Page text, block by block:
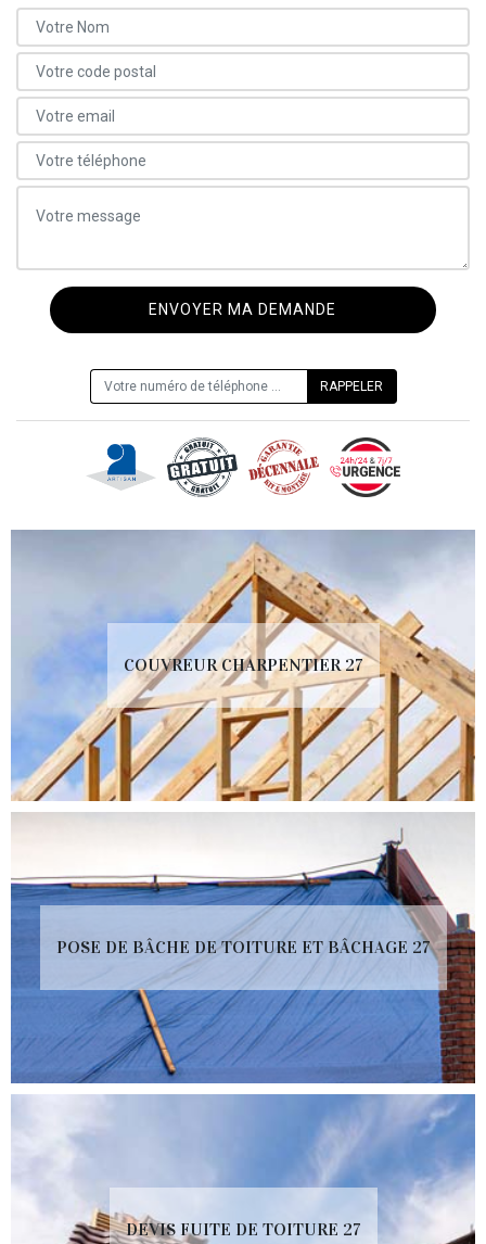
COUVREUR CHARPENTIER 27
POSE DE BÂCHE DE TOITURE ET BÂCHAGE 27
DEVIS FUITE DE TOITURE 27